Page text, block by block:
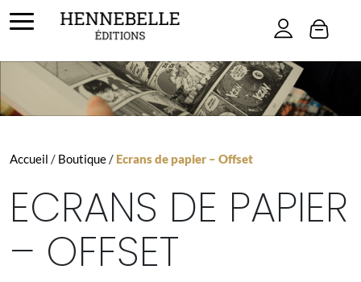
Skip to main content
Accueil / Boutique/ Ecrans de papier – Offset
ECRANS DE PAPIER
– OFFSET